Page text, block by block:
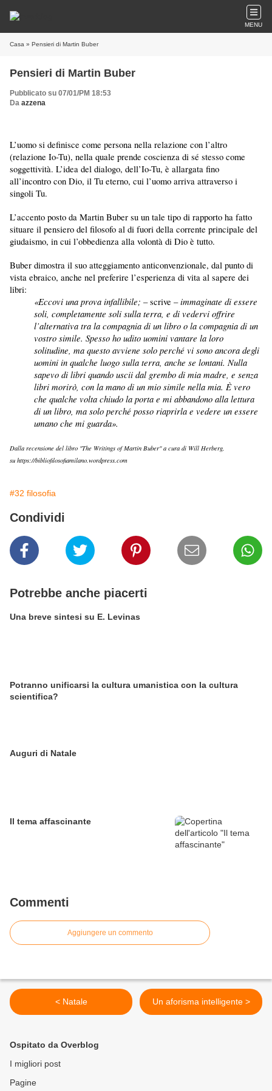
MENU
Casa » Pensieri di Martin Buber
Pensieri di Martin Buber
Pubblicato su 07/01/PM 18:53
Da azzena
L’uomo si definisce come persona nella relazione con l’altro
(relazione Io-Tu), nella quale prende coscienza di sé stesso come
soggettività. L’idea del dialogo, dell’Io-Tu, è allargata fino
all’incontro con Dio, il Tu eterno, cui l’uomo arriva attraverso i
singoli Tu.
L’accento posto da Martin Buber su un tale tipo di rapporto ha fatto
situare il pensiero del filosofo al di fuori della corrente principale del
giudaismo, in cui l’obbedienza alla volontà di Dio è tutto.
Buber dimostra il suo atteggiamento anticonvenzionale, dal punto di
vista ebraico, anche nel preferire l’esperienza di vita al sapere dei
libri:
«Eccovi una prova infallibile; – scrive –immaginate di essere
soli, completamente soli sulla terra, e di vedervi offrire
l’alternativa tra la compagnia di un libro o la compagnia di un
vostro simile. Spesso ho udito uomini vantare la loro
solitudine, ma questo avviene solo perché vi sono ancora degli
uomini in qualche luogo sulla terra, anche se lontani. Nulla
sapevo di libri quando uscii dal grembo di mia madre, e senza
libri morirò, con la mano di un mio simile nella mia. È vero
che qualche volta chiudo la porta e mi abbandono alla lettura
di un libro, ma solo perché posso riaprirla e vedere un essere
umano che mi guarda».
Dalla recensione del libro "The Writings of Martin Buber" a cura di Will Herberg,
su https://bibliofilosofiamilano.wordpress.com
#32 filosofia
Condividi
Potrebbe anche piacerti
Una breve sintesi su E. Levinas
Potranno unificarsi la cultura umanistica con la cultura
scientifica?
Auguri di Natale
Il tema affascinante
Commenti
Aggiungere un commento
< Natale Un aforisma intelligente >
Ospitato da Overblog
I migliori post
Pagine